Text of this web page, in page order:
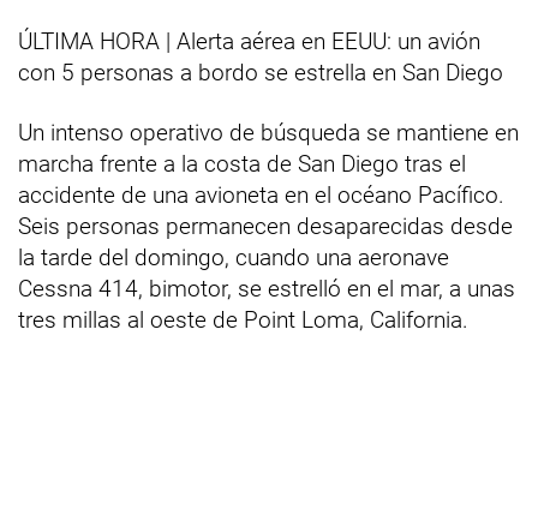
ÚLTIMA HORA | Alerta aérea en EEUU: un avión
con 5 personas a bordo se estrella en San Diego
Un intenso operativo de búsqueda se mantiene en
marcha frente a la costa de San Diego tras el
accidente de una avioneta en el océano Pacífico.
Seis personas permanecen desaparecidas desde
la tarde del domingo, cuando una aeronave
Cessna 414, bimotor, se estrelló en el mar, a unas
tres millas al oeste de Point Loma, California.